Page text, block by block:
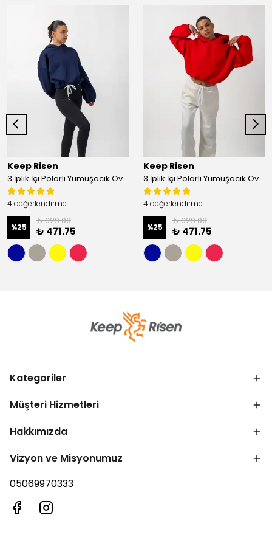
Keep Risen
3 İplik İçi Polarlı Yumuşacık Oversize Kadın Crop Sweatshirt - Lacivert
4 değerlendirme
%25
₺ 629.00
₺ 471.75
Keep Risen
3 İplik İçi Polarlı Yumuşacık Oversize Kadın Crop Sweatshirt - Mercan
4 değerlendirme
%25
₺ 629.00
₺ 471.75
Kategoriler
Müşteri Hizmetleri
Hakkımızda
Vizyon ve Misyonumuz
05069970333